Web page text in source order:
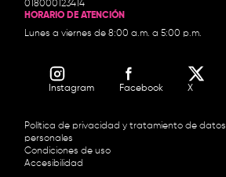
018000123414
HORARIO DE ATENCIÓN
Lunes a viernes de 8:00 a.m. a 5:00 p.m.
Instagram Facebook X
Política de privacidad y tratamiento de datos
personales
Condiciones de uso
Accesibilidad